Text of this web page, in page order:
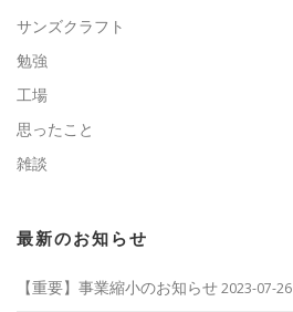
サンズクラフト
勉強
工場
思ったこと
雑談
最新のお知らせ
【重要】事業縮小のお知らせ2023-07-26